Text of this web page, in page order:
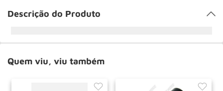
Descrição do Produto
Quem viu, viu também